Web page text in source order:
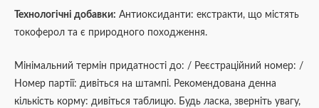
Технологічні добавки: Антиоксиданти: екстракти, що містять
токоферол та є природного походження.
Мінімальний термін придатності до: / Реєстраційний номер: /
Номер партії: дивіться на штампі. Рекомендована денна
кількість корму: дивіться таблицю. Будь ласка, зверніть увагу,